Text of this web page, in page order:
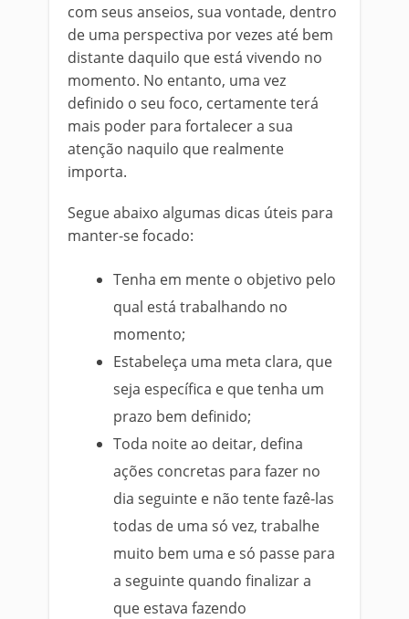
com seus anseios, sua vontade, dentro
de uma perspectiva por vezes até bem
distante daquilo que está vivendo no
momento. No entanto, uma vez
definido o seu foco, certamente terá
mais poder para fortalecer a sua
atenção naquilo que realmente
importa.
Segue abaixo algumas dicas úteis para
manter-se focado:
Tenha em mente o objetivo pelo
qual está trabalhando no
momento;
Estabeleça uma meta clara, que
seja específica e que tenha um
prazo bem definido;
Toda noite ao deitar, defina
ações concretas para fazer no
dia seguinte e não tente fazê-las
todas de uma só vez, trabalhe
muito bem uma e só passe para
a seguinte quando finalizar a
que estava fazendo